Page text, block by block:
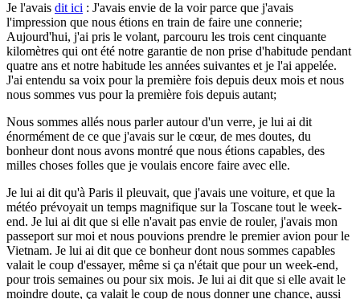
Je l'avais dit ici : J'avais envie de la voir parce que j'avais
l'impression que nous étions en train de faire une connerie;
Aujourd'hui, j'ai pris le volant, parcouru les trois cent cinquante
kilomètres qui ont été notre garantie de non prise d'habitude pendant
quatre ans et notre habitude les années suivantes et je l'ai appelée.
J'ai entendu sa voix pour la première fois depuis deux mois et nous
nous sommes vus pour la première fois depuis autant;
Nous sommes allés nous parler autour d'un verre, je lui ai dit
énormément de ce que j'avais sur le cœur, de mes doutes, du
bonheur dont nous avons montré que nous étions capables, des
milles choses folles que je voulais encore faire avec elle.
Je lui ai dit qu'à Paris il pleuvait, que j'avais une voiture, et que la
météo prévoyait un temps magnifique sur la Toscane tout le week-
end. Je lui ai dit que si elle n'avait pas envie de rouler, j'avais mon
passeport sur moi et nous pouvions prendre le premier avion pour le
Vietnam. Je lui ai dit que ce bonheur dont nous sommes capables
valait le coup d'essayer, même si ça n'était que pour un week-end,
pour trois semaines ou pour six mois. Je lui ai dit que si elle avait le
moindre doute, ça valait le coup de nous donner une chance, aussi